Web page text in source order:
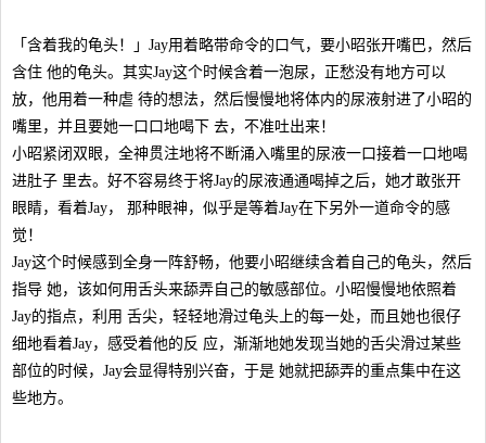
「含着我的龟头！」Jay用着略带命令的口气，要小昭张开嘴巴，然后
含住 他的龟头。其实Jay这个时候含着一泡尿，正愁没有地方可以
放，他用着一种虐 待的想法，然后慢慢地将体内的尿液射进了小昭的
嘴里，并且要她一口口地喝下 去，不准吐出来！
小昭紧闭双眼，全神贯注地将不断涌入嘴里的尿液一口接着一口地喝
进肚子 里去。好不容易终于将Jay的尿液通通喝掉之后，她才敢张开
眼睛，看着Jay， 那种眼神，似乎是等着Jay在下另外一道命令的感
觉！
Jay这个时候感到全身一阵舒畅，他要小昭继续含着自己的龟头，然后
指导 她，该如何用舌头来舔弄自己的敏感部位。小昭慢慢地依照着
Jay的指点，利用 舌尖，轻轻地滑过龟头上的每一处，而且她也很仔
细地看着Jay，感受着他的反 应，渐渐地她发现当她的舌尖滑过某些
部位的时候，Jay会显得特别兴奋，于是 她就把舔弄的重点集中在这
些地方。